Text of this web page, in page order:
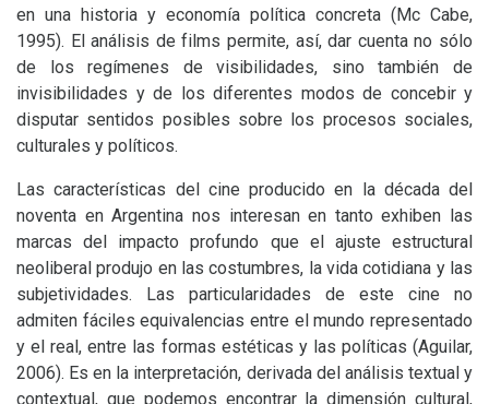
en una historia y economía política concreta (Mc Cabe,
1995). El análisis de films permite, así, dar cuenta no sólo
de los regímenes de visibilidades, sino también de
invisibilidades y de los diferentes modos de concebir y
disputar sentidos posibles sobre los procesos sociales,
culturales y políticos.
Las características del cine producido en la década del
noventa en Argentina nos interesan en tanto exhiben las
marcas del impacto profundo que el ajuste estructural
neoliberal produjo en las costumbres, la vida cotidiana y las
subjetividades. Las particularidades de este cine no
admiten fáciles equivalencias entre el mundo representado
y el real, entre las formas estéticas y las políticas (Aguilar,
2006). Es en la interpretación, derivada del análisis textual y
contextual, que podemos encontrar la dimensión cultural,